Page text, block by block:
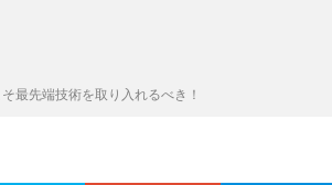
最先端技術を取り入れるべき！